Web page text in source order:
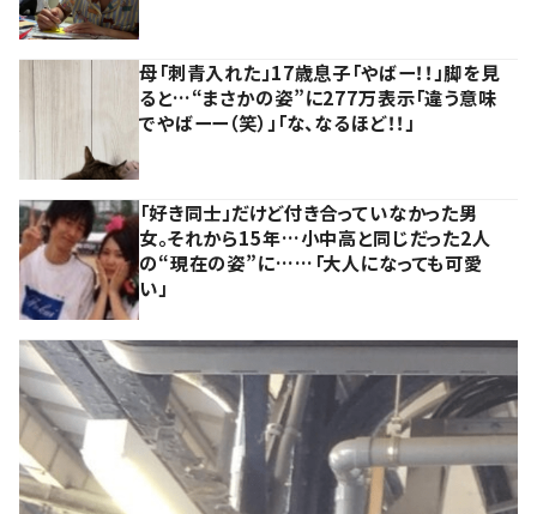
母「刺青入れた」17歳息子「やばー！！」脚を見
ると…“まさかの姿”に277万表示「違う意味
でやばーー（笑）」「な、なるほど！！」
「好き同士」だけど付き合っていなかった男
女。それから15年…小中高と同じだった2人
の“現在の姿”に……「大人になっても可愛
い」